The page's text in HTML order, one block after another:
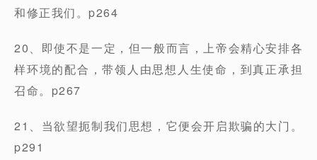
和修正我们。p264
20、即使不是一定，但一般而言，上帝会精心安排各
样环境的配合，带领人由思想人生使命，到真正承担
召命。p267
21、当欲望扼制我们思想，它便会开启欺骗的大门。
p291